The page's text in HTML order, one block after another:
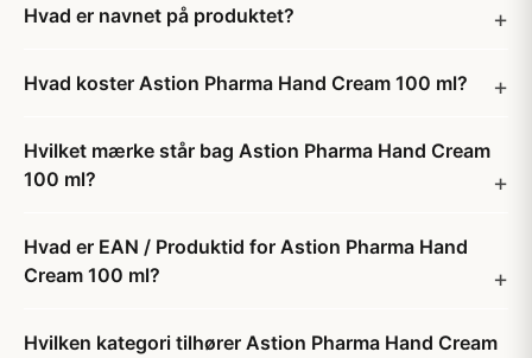
Hvad er navnet på produktet?
Hvad koster Astion Pharma Hand Cream 100 ml?
Hvilket mærke står bag Astion Pharma Hand Cream
100 ml?
Hvad er EAN / Produktid for Astion Pharma Hand
Cream 100 ml?
Hvilken kategori tilhører Astion Pharma Hand Cream